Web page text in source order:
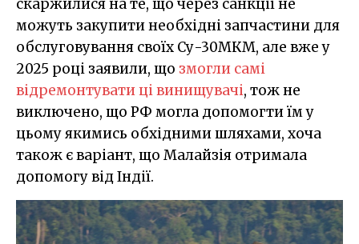
скаржилися на те, що через санкції не
можуть закупити необхідні запчастини для
обслуговування своїх Су-30МКМ, але вже у
2025 році заявили, що змогли самі
відремонтувати ці винищувачі, тож не
виключено, що РФ могла допомогти їм у
цьому якимись обхідними шляхами, хоча
також є варіант, що Малайзія отримала
допомогу від Індії.